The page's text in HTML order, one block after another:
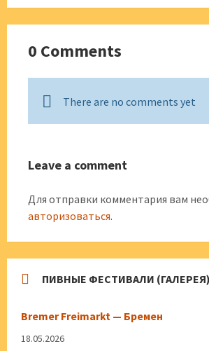
0 Comments
There are no comments yet
Leave a comment
Для отправки комментария вам
авторизоваться.
ПИВНЫЕ ФЕСТИВАЛИ (ГАЛЕРЕЯ)
Bremer Freimarkt — Бремен
18.05.2026